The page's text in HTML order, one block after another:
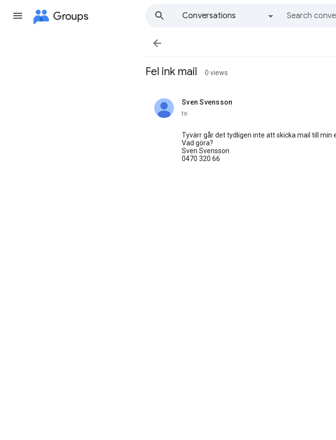
Groups
Conversations

Fel ink mail 0 views
Sven Svensson
unread,
to
Tyvärr går det tydligen inte att skicka mail till min
Vad göra?
Sven Svensson
0470 320 66